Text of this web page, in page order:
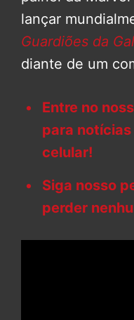
lançar
Guardiões da
diante de um
Entre no
para
celular!
Siga nosso
perder